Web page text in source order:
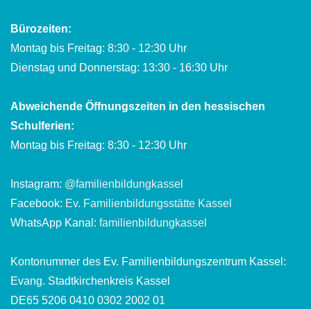
Bürozeiten:
Montag bis Freitag: 8:30 - 12:30 Uhr
Dienstag und Donnerstag: 13:30 - 16:30 Uhr
Abweichende Öffnungszeiten in den hessischen
Schulferien:
Montag bis Freitag: 8:30 - 12:30 Uhr
Instagram: @familienbildungkassel
Facebook: Ev. Familienbildungsstätte Kassel
WhatsApp Kanal: familienbildungkassel
Kontonummer des Ev. Familienbildungszentrum Kassel:
Evang. Stadtkirchenkreis Kassel
DE65 5206 0410 0302 2002 01